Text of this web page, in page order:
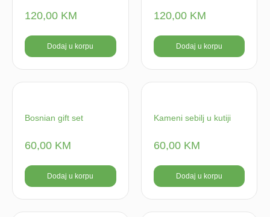
120,00 KM
Dodaj u korpu
120,00 KM
Dodaj u korpu
Bosnian gift set
60,00 KM
Dodaj u korpu
Kameni sebilj u kutiji
60,00 KM
Dodaj u korpu